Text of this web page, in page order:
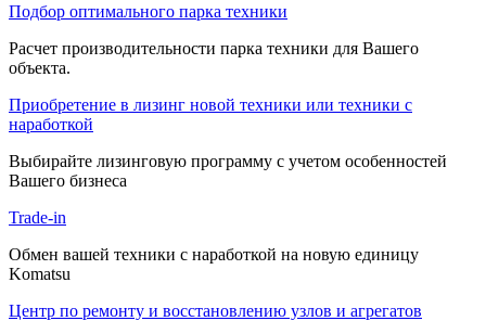
Подбор оптимального парка техники
Расчет производительности парка техники для Вашего
объекта.
Приобретение в лизинг новой техники или техники с
наработкой
Выбирайте лизинговую программу с учетом особенностей
Вашего бизнеса
Trade-in
Обмен вашей техники с наработкой на новую единицу
Komatsu
Центр по ремонту и восстановлению узлов и агрегатов